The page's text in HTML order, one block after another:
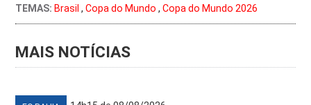
TEMAS: Brasil ,Copa do Mundo ,Copa do Mundo 2026
MAIS NOTÍCIAS